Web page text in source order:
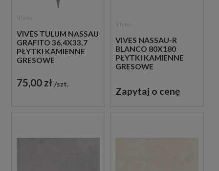
VIVES TULUM NASSAU
GRAFITO 36,4X33,7
PŁYTKI KAMIENNE
GRESOWE
75,00 zł szt.
VIVES NASSAU-R
BLANCO 80X180
PŁYTKI KAMIENNE
GRESOWE
Zapytaj o cenę